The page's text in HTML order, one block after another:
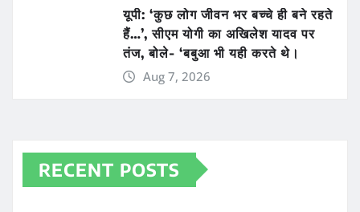
यूपी: ‘कुछ लोग जीवन भर बच्चे ही बने रहते
हैं…’, सीएम योगी का अखिलेश यादव पर
तंज, बोले- ‘बबुआ भी यही करते थे।
Aug 7, 2026
RECENT POSTS